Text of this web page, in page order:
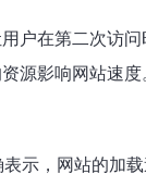
在第二次访
源影响网站速度
示，网站的加